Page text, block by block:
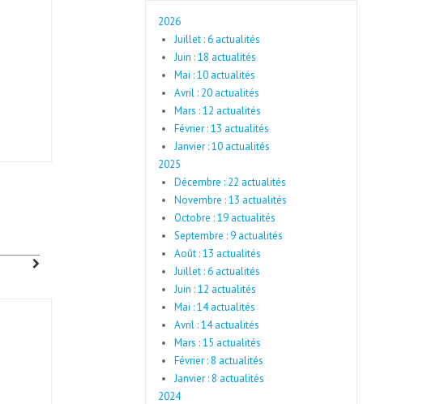
2026
Juillet : 6 actualités
Juin : 18 actualités
Mai : 10 actualités
Avril : 20 actualités
Mars : 12 actualités
Février : 13 actualités
Janvier : 10 actualités
2025
Décembre : 22 actualités
Novembre : 13 actualités
Octobre : 19 actualités
Septembre : 9 actualités
Août : 13 actualités
Juillet : 6 actualités
Juin : 12 actualités
Mai : 14 actualités
Avril : 14 actualités
Mars : 15 actualités
Février : 8 actualités
Janvier : 8 actualités
2024